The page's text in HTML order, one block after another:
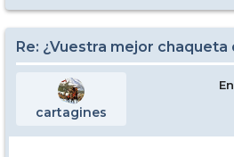
Re: ¿Vuestra mejor chaqueta
cartagines